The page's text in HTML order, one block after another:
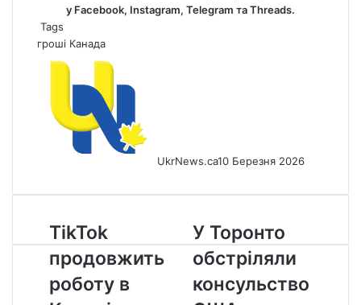
у Facebook, Instagram, Telegram таThreads.
Tags
гроші Канада
UkrNews.ca10 Березня 2026
TikTok
продовжить
роботу
в
Канаді
TikTok
продовжить
роботу в
У
Торонто
обстріляли
консульство
США
У Торонто
обстріляли
консульство